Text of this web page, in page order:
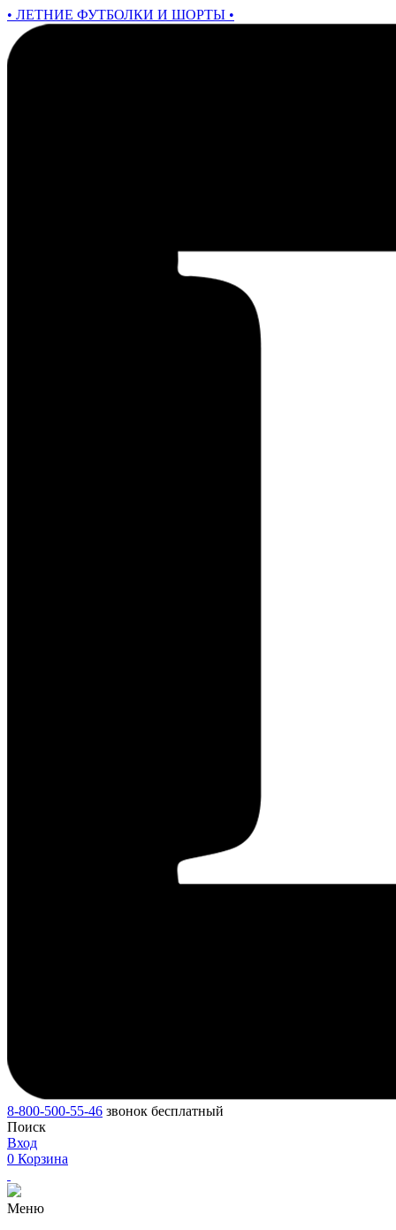
• ЛЕТНИЕ ФУТБОЛКИ И ШОРТЫ •
8-800-500-55-46 звонок бесплатный
Поиск
Вход
0 Корзина
Меню